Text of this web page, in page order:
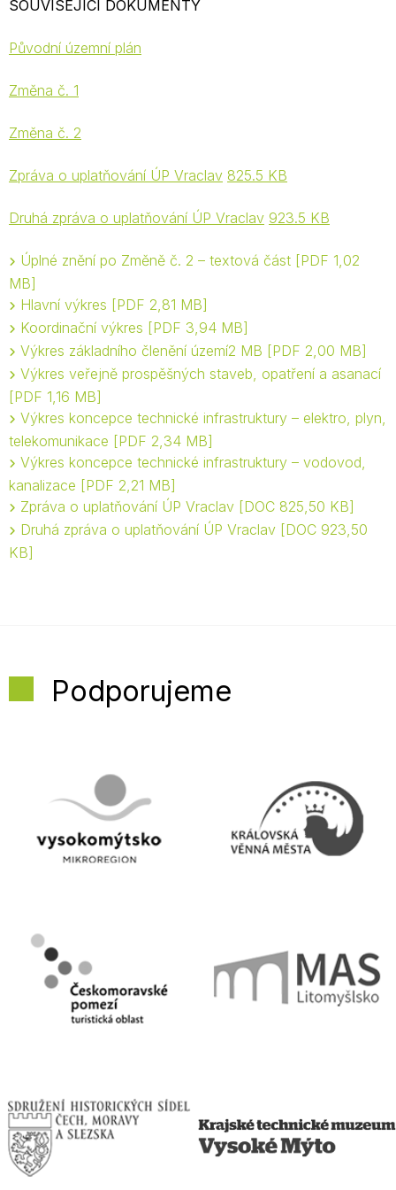
SOUVISEJÍCÍ DOKUMENTY
Původní územní plán
Změna č. 1
Změna č. 2
Zpráva o uplatňování ÚP Vraclav 825.5 KB
Druhá zpráva o uplatňování ÚP Vraclav 923.5 KB
Úplné znění po Změně č. 2 – textová část PDF 1,02
MB
Hlavní výkres
PDF 2,81 MB
Koordinační výkres
PDF 3,94 MB
Výkres základního členění území2 MB
PDF 2,00 MB
Výkres veřejně prospěšných staveb, opatření a asanací
PDF 1,16 MB
Výkres koncepce technické infrastruktury – elektro, plyn,
telekomunikace
PDF 2,34 MB
Výkres koncepce technické infrastruktury – vodovod,
kanalizace
PDF 2,21 MB
Zpráva o uplatňování ÚP Vraclav DOC 825,50 KB
Druhá zpráva o uplatňování ÚP Vraclav DOC 923,50
KB
Podporujeme